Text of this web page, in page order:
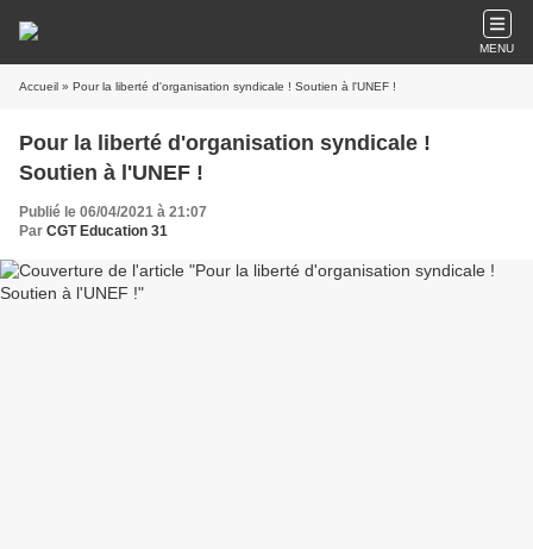
MENU
Accueil » Pour la liberté d'organisation syndicale ! Soutien à l'UNEF !
Pour la liberté d'organisation syndicale !
Soutien à l'UNEF !
Publié le 06/04/2021 à 21:07
Par CGT Education 31